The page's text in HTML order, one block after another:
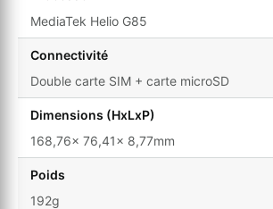
MediaTek Helio G85
Connectivité
Double carte SIM + carte microSD
Dimensions (HxLxP)
168,76x 76,41x 8,77mm
Poids
192g